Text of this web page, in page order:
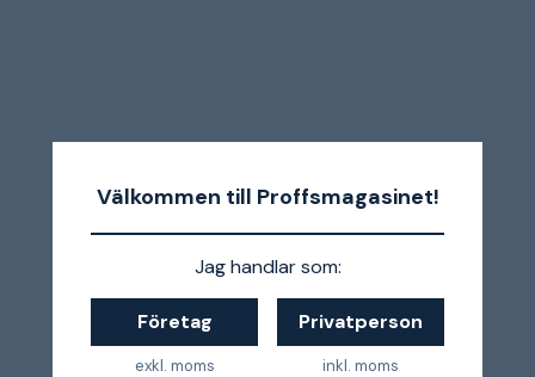
Välkommen till Proffsmagasinet!
Jag handlar som:
Företag
exkl. moms
Privatperson
inkl. moms